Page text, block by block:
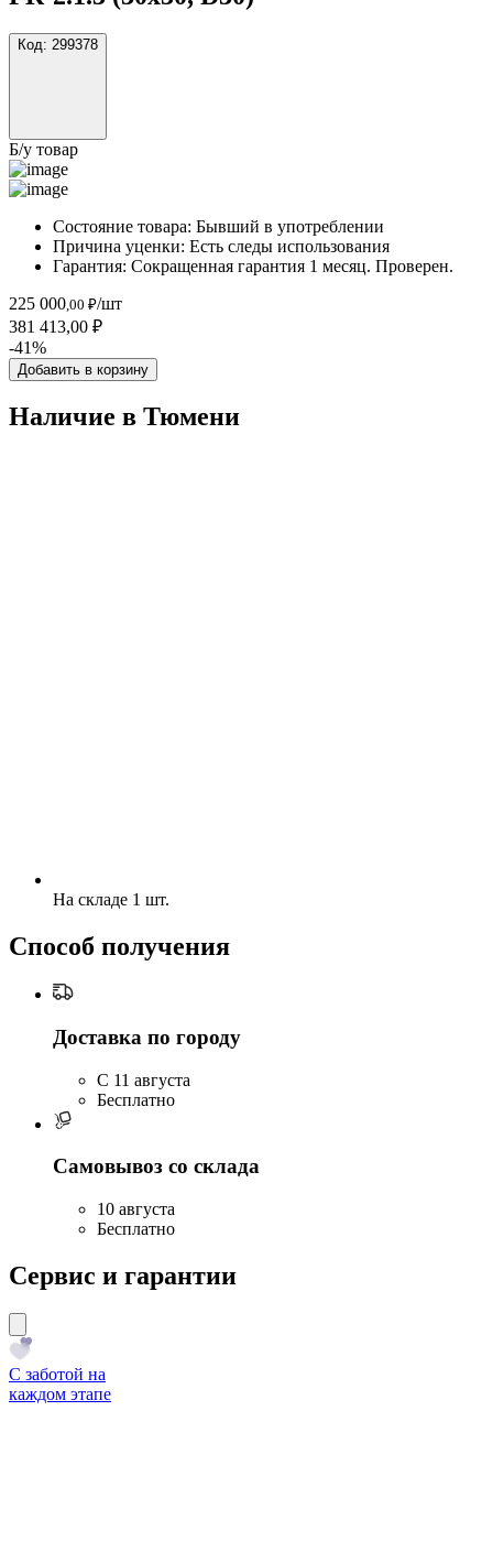
Код: 299378
Б/у товар
Состояние товара: Бывший в употреблении
Причина уценки: Есть следы использования
Гарантия: Сокращенная гарантия 1 месяц. Проверен.
225 000 ,00 ₽/шт
381 413,00 ₽
-41%
Добавить в корзину
Наличие в Тюмени
На складе 1 шт.
Способ получения
Доставка по городу
C 11 августа
Бесплатно
Самовывоз со склада
10 августа
Бесплатно
Сервис и гарантии
С заботой на
каждом этапе